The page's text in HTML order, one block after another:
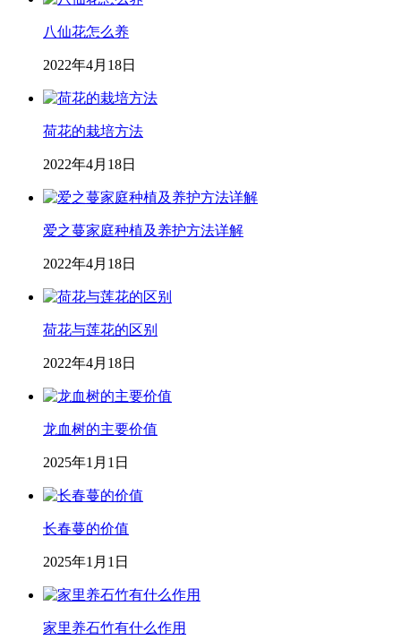
八仙花怎么养
2022年4月18日
荷花的栽培方法
2022年4月18日
爱之蔓家庭种植及养护方法详解
2022年4月18日
荷花与莲花的区别
2022年4月18日
龙血树的主要价值
2025年1月1日
长春蔓的价值
2025年1月1日
家里养石竹有什么作用